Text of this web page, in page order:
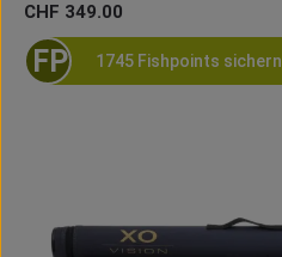
Regulärer Preis:
CHF 349.00
FP 1745 Fishpoints sichern